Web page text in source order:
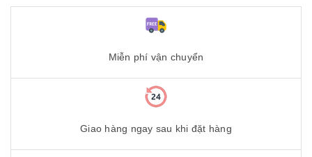
Miễn phí vận chuyển
Giao hàng ngay sau khi đặt hàng